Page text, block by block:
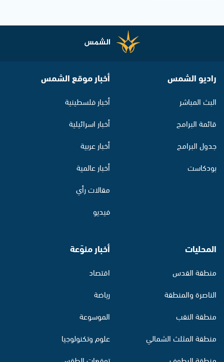
راديو الشمس
البث المباشر
قائمة البرامج
جدول البرامج
بودكاست
أخبار موقع الشمس
أخبار فلسطينية
أخبار اسرائيلية
أخبار عربية
أخبار عالمية
مقالات رأي
فيديو
المحليات
منطقة القدس
الناصرة والمنطقة
منطقة النقب
منطقة المثلث الشمالي
أخبار منوّعة
اقتصاد
رياضة
الموسوعة
علوم وتكنولوجيا